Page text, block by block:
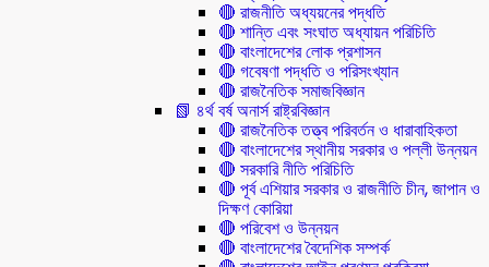
🔴 রাজনীতি অধ্যয়নের পদ্ধতি
🔴 শান্তি এবং সংঘাত অধ্যায়ন পরিচিতি
🔴 বাংলাদেশের লোক প্রশাসন
🔴 গবেষণা পদ্ধতি ও পরিসংখ্যান
🔴 রাজনৈতিক সমাজবিজ্ঞান
📗 ৪র্থ বর্ষ অনার্স রাষ্ট্রবিজ্ঞান
🔴 রাজনৈতিক তত্ত্ব পরিবর্তন ও ধারাবাহিকতা
🔴 বাংলাদেশের স্থানীয় সরকার ও পল্লী উন্নয়ন
🔴 সরকারি নীতি পরিচিতি
🔴 পূর্ব এশিয়ার সরকার ও রাজনীতি চীন, জাপান ও
দিক্ষণ কোরিয়া
🔴 পরিবেশ ও উন্নয়ন
🔴 বাংলাদেশের বৈদেশিক সম্পর্ক